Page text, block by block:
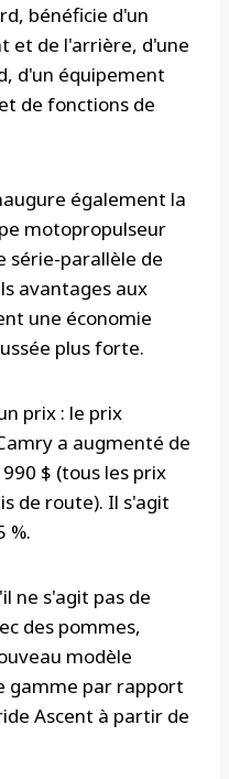
bénéficie d'un
et de l'arrière, d'une
d'un équipement
de fonctions de
également la
motopropulseur
série-parallèle de
avantages aux
une économie
plus forte.
prix : le prix
a augmenté de
$ (tous les prix
de route). Il s'agit
%.
ne s'agit pas de
des pommes,
modèle
gamme par rapport
Ascent à partir de